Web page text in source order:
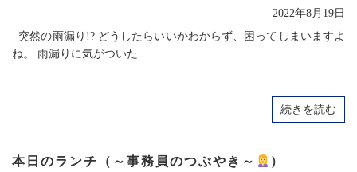
2022年8月19日
突然の雨漏り!? どうしたらいいかわからず、困ってしまいますよ
ね。 雨漏りに気がついた…
続きを読む
本日のランチ（～事務員のつぶやき～ ）